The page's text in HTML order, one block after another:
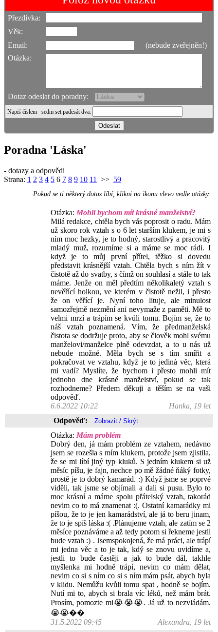
Přezdívka:
Věk:
Email:
(nebude zveřejněn!)
Otázka:
Dotaz odeslat do poradny:
Napiš číslem sedm set padesát dva:
Poradna 'Láska'
- dotazy a odpovědi
Strana: 1 2 3 4 5 6 7 8 9 10 11 >> 59
Pokud se ti některý dotaz líbí, klikni na ikonu vlevo vedle otázky.
Otázka: Mohli bychom mít krásné manželství?
Milá redakce, chtěla bych vás poprosit o radu. Mám
už skoro rok vztah s o 6 let starším klukem, je mi s
ním moc hezky, je to hodný, starostlivý a pracovitý
mladý muž, rozumíme si a máme se moc rádi. I
když je to můj první přítel, těžko si dovedu
představit krásnější vztah. Chtěla bych s ním žít v
čistotě až do svatby, s čímž on souhlasí a stále to tak
máme. Jenže on měl předtím několikaletý vztah s
nevěřící holkou, ve kterém v čistotě nežil, i přesto
že on věřící je. Nyní toho lituje, ale minulost
samozřejmě nezmění ani nevymaže z paměti. Mě to
velmi mrzí a trápím se kvůli tomu. Bojím se, že to
náš vztah poznamená. Vím, že předmanželská
čistota se dodržuje proto, aby se člověk mohl svému
manželovi/manželce plně odevzdat, a to u nás už
nebude možné. Měla bych se s tím smířit a
pokračovat ve vztahu, když je to jediná věc, která
mi vadí? Myslíte, že bychom i přesto mohli mít
jednoho dne krásné manželství, pokud se tak
rozhodneme? Předem děkuji a těším se na vaši
odpověď.
6.6.2022 10:22
Hanka, 19 let
Odpověď:
Otázka: Mám problém
Dobrý den, já mám problém ze vztahem, nedávno
jsem se rozešla s mím klukem, protože jsem zjistila,
že se mi líbí jiný typ kluků. S jedním klukem si už
měsíc píšu, je fajn, nechce po mě žádné ňáký fotky,
prostě je to dobrý kamarád. :) Když jsme se poprvé
viděli, tak jsme se objímali a dali si pusu. Bylo to
moc krásní a máme spolu přátelský vztah, takorád
nevim co to má znamenat :(. Ostatní kamarádky mi
píšou, že to je jen kamarádství, ale já to beru jinam,
že to je spíš láska :( .Plánujeme vztah, ale zatím se 2
měsíce poznáváme a až tedy potom si řekneme jestli
bude vztah :) . Jsemspokojená, že má práci, ale trápí
mi jedna věc a to je tak, kdý se znovu uvidíme a,
jestli to bude častěji a jak to bude dál, takhle
myšlenka mi hodně trápí, nevim co mám dělat,
nevim co si s ním co si s ním mám psát, abych byla
v klidu. Nemůžu kvůli tomu spat , hodně se bojím.
Nutí mi to, abych si brala víc léků, než mám brát.
Prosím, pomozte mi😭😭😭. Já už to nezvládám.
😭😭��
31.5.2022 09:45
Alexandra, 19 let